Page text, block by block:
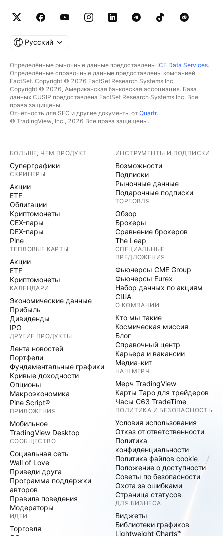
Русский
Определённые рыночные данные предоставлены ICE Data Services.
Определённые справочные данные предоставлены компанией
FactSet. Copyright © 2026 FactSet Research Systems Inc.
Copyright © 2026, Американская банковская ассоциация. База
данных CUSIP предоставлена FactSet Research Systems Inc. Все
права защищены.
Отчётность для SEC и другие документы от Quartr.
© TradingView, Inc., 2026 Все права защищены.
БОЛЬШЕ, ЧЕМ ПРОДУКТ
Суперграфики
СКРИНЕРЫ
Акции
ETF
Облигации
Криптомонеты
CEX-пары
DEX-пары
Pine
ТЕПЛОВЫЕ КАРТЫ
Акции
ETF
Криптомонеты
КАЛЕНДАРИ
Экономические данные
Прибыль
Дивиденды
IPO
ДРУГИЕ ПРОДУКТЫ
Лента новостей
Портфели
Фундаментальные графики
Кривые доходности
Опционы
Макроэкономика
Pine Script®
ПРИЛОЖЕНИЯ
Мобильное
TradingView Desktop
СООБЩЕСТВО
Социальная сеть
Wall of Love
Приведи друга
Программа поддержки
авторов
Правила поведения
Модераторы
ИДЕИ
Торговля
ИНСТРУМЕНТЫ И ПОДПИСКИ
Возможности
Подписки
Рыночные данные
Подарочные подписки
ТОРГОВЛЯ
Обзор
Брокеры
Сравнение брокеров
The Leap
СПЕЦИАЛЬНЫЕ
ПРЕДЛОЖЕНИЯ
Фьючерсы CME Group
Фьючерсы Eurex
Набор данных по акциям
США
О КОМПАНИИ
Кто мы такие
Космическая миссия
Блог
Справочный центр
Карьера и вакансии
Медиа-кит
НАШ МЕРЧ
Мерч TradingView
Карты Таро для трейдеров
Часы C63 TradeTime
ПОЛИТИКА И БЕЗОПАСНОСТЬ
Условия использования
Отказ от ответственности
Политика
конфиденциальности
Политика файлов cookie
Положение о доступности
Советы по безопасности
Охота за ошибками
Страница статусов
ДЛЯ БИЗНЕСА
Виджеты
Библиотеки графиков
Lightweight Charts™